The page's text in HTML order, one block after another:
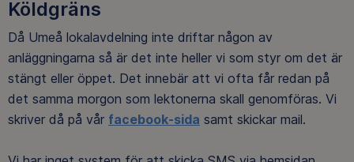
Köldgräns
Då Umeå lokalavdelning inte driftar någon av
anläggningarna så är det inte heller vi som styr om det är
stängt eller öppet. Det innebär att vi ofta får redan på
det samma morgon som lektonerna skall genomföras. Vi
skriver då på vår facebook-sida samt skickar mail.